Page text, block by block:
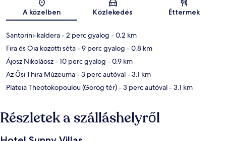
Térkép
A közelben Közlekedés Éttermek
Santorini-kaldera- 2 perc gyalog - 0.2 km
Fira és Oia közötti séta- 9 perc gyalog - 0.8 km
Ájosz Nikoláosz- 10 perc gyalog - 0.9 km
Az Ősi Thira Múzeuma- 3 perc autóval- 3.1 km
Plateia Theotokopoulou (Görög tér)- 3 perc autóval- 3.1 km
Részletek a szálláshelyről